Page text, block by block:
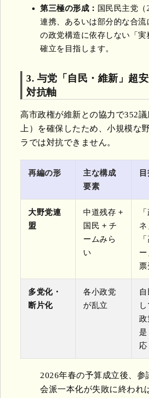
第三極の形成： 国民民主党（
連携、あるいは部分的な合流
の政党構造に依存しない「実
確立を目指します。
3. 与党「自民・維新」超
対抗軸
高市政権が維新との協力で352
上）を確保したため、小規模な
ラでは対抗できません。
再編の形
主な構成
要素
大野党連
盟
中道残存 +
国民 + チ
ームみら
い
ー
票
多党化・
断片化
各小政党
が乱立
政
応
2026年春の予算成立後、参
会派一本化が失敗に終われ